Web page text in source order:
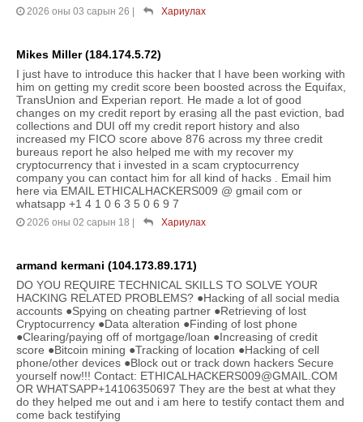
2026 оны 03 сарын 26 | Хариулах
Mikes Miller (184.174.5.72)
I just have to introduce this hacker that I have been working with
him on getting my credit score been boosted across the Equifax,
TransUnion and Experian report. He made a lot of good
changes on my credit report by erasing all the past eviction, bad
collections and DUI off my credit report history and also
increased my FICO score above 876 across my three credit
bureaus report he also helped me with my recover my
cryptocurrency that i invested in a scam cryptocurrency
company you can contact him for all kind of hacks . Email him
here via EMAIL ETHICALHACKERS009 @ gmail com or
whatsapp +1 4 1 0 6 3 5 0 6 9 7
2026 оны 02 сарын 18 | Хариулах
armand kermani (104.173.89.171)
DO YOU REQUIRE TECHNICAL SKILLS TO SOLVE YOUR
HACKING RELATED PROBLEMS? ●Hacking of all social media
accounts ●Spying on cheating partner ●Retrieving of lost
Cryptocurrency ●Data alteration ●Finding of lost phone
●Clearing/paying off of mortgage/loan ●Increasing of credit
score ●Bitcoin mining ●Tracking of location ●Hacking of cell
phone/other devices ●Block out or track down hackers Secure
yourself now!!! Contact: ETHICALHACKERS009@GMAIL.COM
OR WHATSAPP+14106350697 They are the best at what they
do they helped me out and i am here to testify contact them and
come back testifying